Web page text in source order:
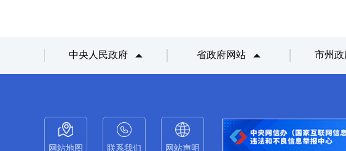
中央人民政府 省政府网站 市州
网站地图 联系我们 网站声明